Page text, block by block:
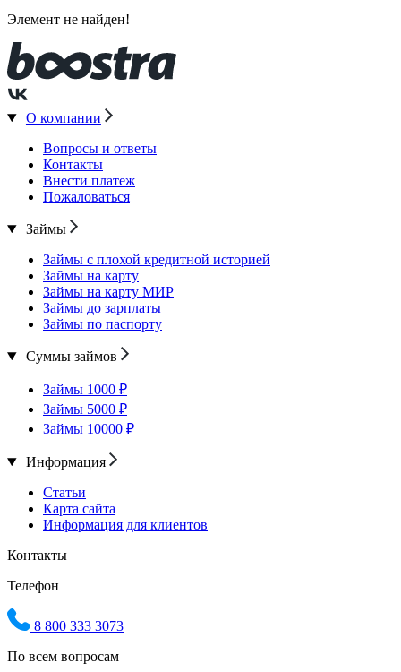
Элемент не найден!
О компании
Вопросы и ответы
Контакты
Внести платеж
Пожаловаться
Займы
Займы с плохой кредитной историей
Займы на карту
Займы на карту МИР
Займы до зарплаты
Займы по паспорту
Суммы займов
Займы 1000 ₽
Займы 5000 ₽
Займы 10000 ₽
Информация
Статьи
Карта сайта
Информация для клиентов
Контакты
Телефон
8 800 333 3073
По всем вопросам